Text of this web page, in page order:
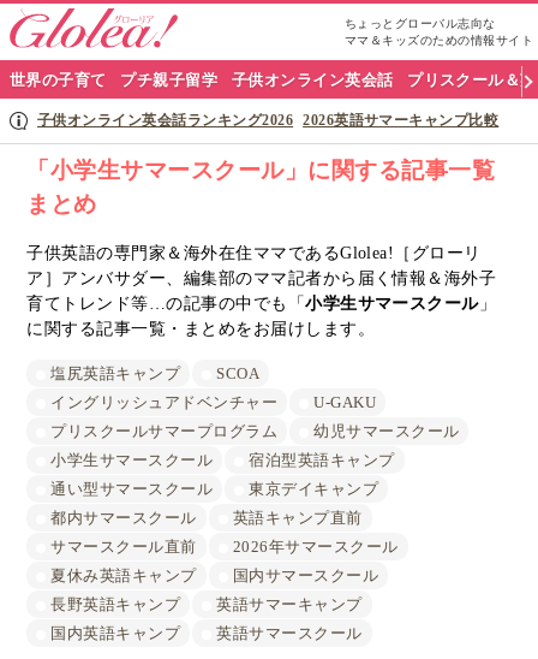
ちょっとグローバル志向な
ママ＆キッズのための情報サイト
グ
ロ
ア
ナ
ビ
世界の子育て プチ親子留学 子供オンライン英会話 プリスクール＆
子供オンライン英会話ランキング2026 2026英語サマーキャンプ比較
「小学生サマースクール」に関する記事一覧
まとめ
子供英語の専門家＆海外在住ママであるGlolea!［グローリ
ア］アンバサダー、編集部のママ記者から届く情報＆海外子
育てトレンド等…の記事の中でも「小学生サマースクール」
に関する記事一覧・まとめをお届けします。
塩尻英語キャンプ
SCOA
イングリッシュアドベンチャー
U-GAKU
プリスクールサマープログラム
幼児サマースクール
小学生サマースクール
宿泊型英語キャンプ
通い型サマースクール
東京デイキャンプ
都内サマースクール
英語キャンプ直前
サマースクール直前
2026年サマースクール
夏休み英語キャンプ
国内サマースクール
長野英語キャンプ
英語サマーキャンプ
国内英語キャンプ
英語サマースクール